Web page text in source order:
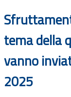
tema della
vanno
2025